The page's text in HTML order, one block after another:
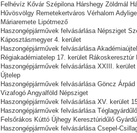
Felhévíz Kővár Szépilona Hárshegy Zöldmál
Hűvösvölgy Remetekertváros Vérhalom
Máriaremete Lipótmező
Haszongépjárművek felvásárlása Népsziget
Káposztásmegyer 4. kerület
Haszongépjárművek felvásárlása
Régiakadémiatelep 17. kerület
Haszongépjárművek felvásárlása XXIII.
Újtelep
Haszongépjárművek felvásárlása Göncz
Vizafogó Angyalföld Népsziget
Haszongépjárművek felvásárlása XV. kerület
Haszongépjárművek felvásárlása
Felsőrákos Kúttó Újhegy Keresztúridűlő
Haszongépjárművek felvásárlása Csepel-